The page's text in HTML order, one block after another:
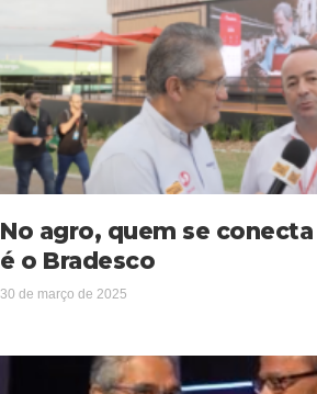
No agro, quem se
é o Bradesco
30 de março de 2025